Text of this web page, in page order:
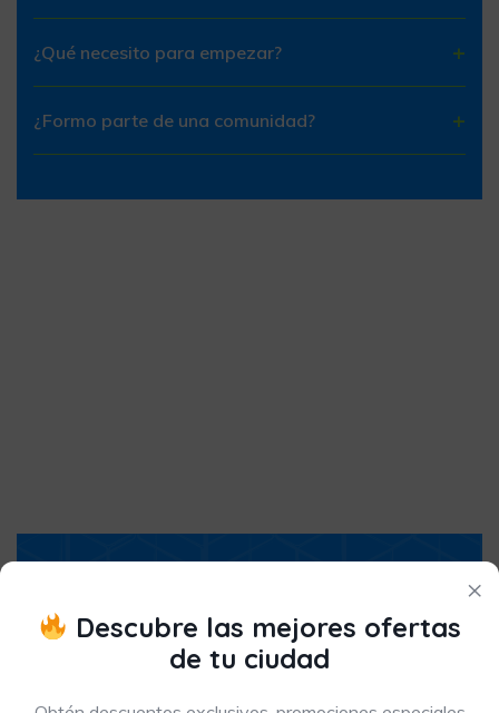
¿Qué necesito para empezar?
¿Formo parte de una comunidad?
Usuarios Cuponeros
×
Descubre las mejores ofertas
de tu ciudad